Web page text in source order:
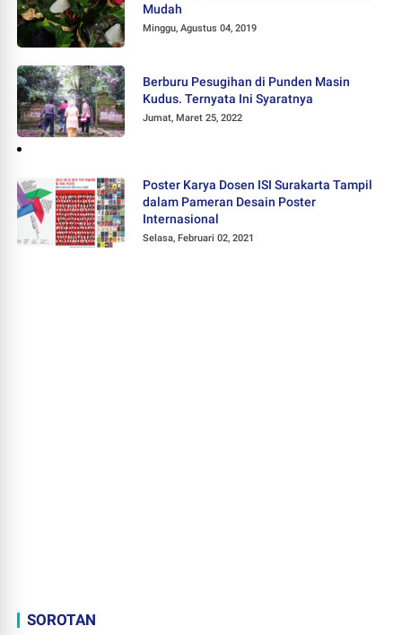
Mudah
Minggu, Agustus 04, 2019
Berburu Pesugihan di Punden Masin
Kudus. Ternyata Ini Syaratnya
Jumat, Maret 25, 2022
Poster Karya Dosen ISI Surakarta Tampil
dalam Pameran Desain Poster
Internasional
Selasa, Februari 02, 2021
SOROTAN